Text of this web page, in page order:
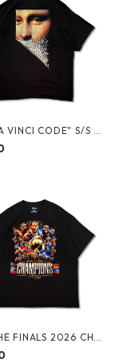
VINCI CODE" S/S T
FINALS 2026 CHA